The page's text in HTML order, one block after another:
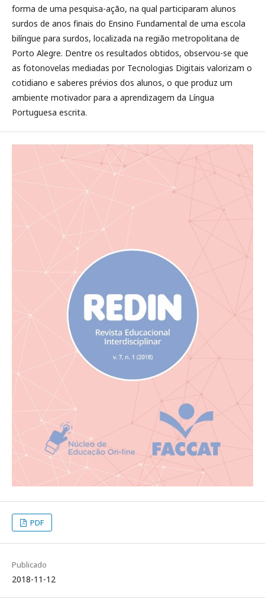
forma de uma pesquisa-ação, na qual participaram alunos
surdos de anos finais do Ensino Fundamental de uma escola
bilíngue para surdos, localizada na região metropolitana de
Porto Alegre. Dentre os resultados obtidos, observou-se que
as fotonovelas mediadas por Tecnologias Digitais valorizam o
cotidiano e saberes prévios dos alunos, o que produz um
ambiente motivador para a aprendizagem da Língua
Portuguesa escrita.
PDF
Publicado
2018-11-12